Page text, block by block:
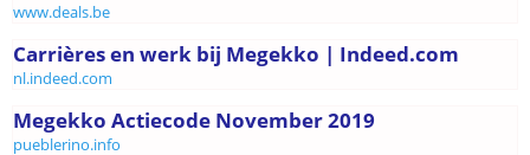
www.deals.be
Carrières en werk bij Megekko | Indeed.com
nl.indeed.com
Megekko Actiecode November 2019
pueblerino.info